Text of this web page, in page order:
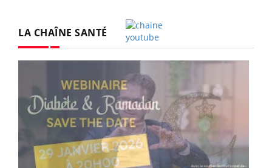
LA CHAÎNE SANTÉ